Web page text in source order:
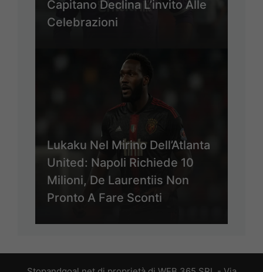
Capitano Declina L’invito Alle
Celebrazioni
Lukaku Nel Mirino Dell’Atlanta
United: Napoli Richiede 10
Milioni, De Laurentiis Non
Pronto A Fare Sconti